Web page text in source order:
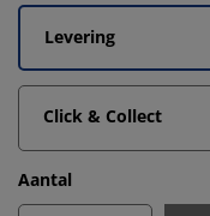
Levering
Click & Collect
Aantal